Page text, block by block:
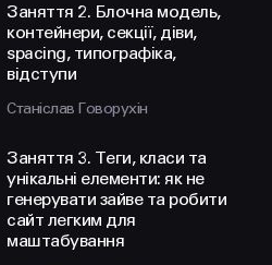
Заняття 2. Блочна модель,
контейнери, секції, діви,
spacing, типографіка,
відступи
Станіслав Говорухін
Заняття 3. Теги, класи та
унікальні елементи: як не
генерувати зайве та робити
сайт легким для
маштабування